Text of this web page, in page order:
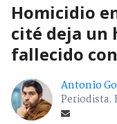
Homicidio
cité deja un
fallecido
Antonio
Periodista.